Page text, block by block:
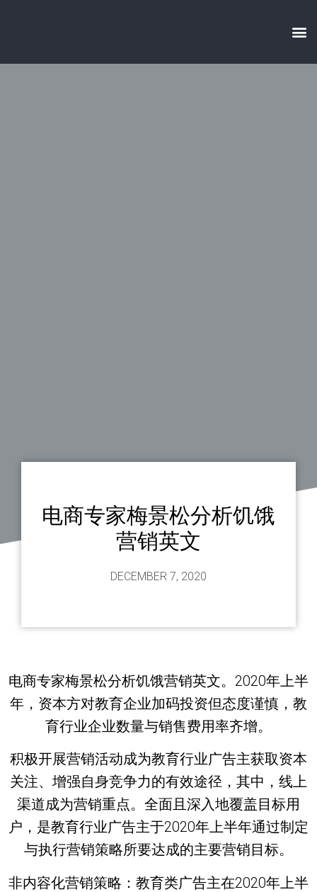
电商专家梅景松分析饥饿
营销英文
DECEMBER 7, 2020
电商专家梅景松分析饥饿营销英文。2020年上半
年，资本方对教育企业加码投资但态度谨慎，教
育行业企业数量与销售费用率齐增。
积极开展营销活动成为教育行业广告主获取资本
关注、增强自身竞争力的有效途径，其中，线上
渠道成为营销重点。全面且深入地覆盖目标用
户，是教育行业广告主于2020年上半年通过制定
与执行营销策略所要达成的主要营销目标。
非内容化营销策略：教育类广告主在2020年上半